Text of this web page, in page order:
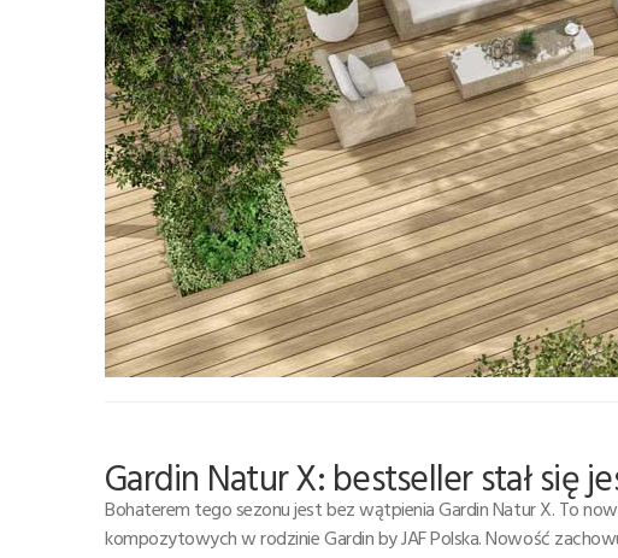
Gardin Natur X: bestseller stał się
Bohaterem tego sezonu jest bez wątpienia Gardin Natur X. To
kompozytowych w rodzinie Gardin by JAF Polska. Nowość